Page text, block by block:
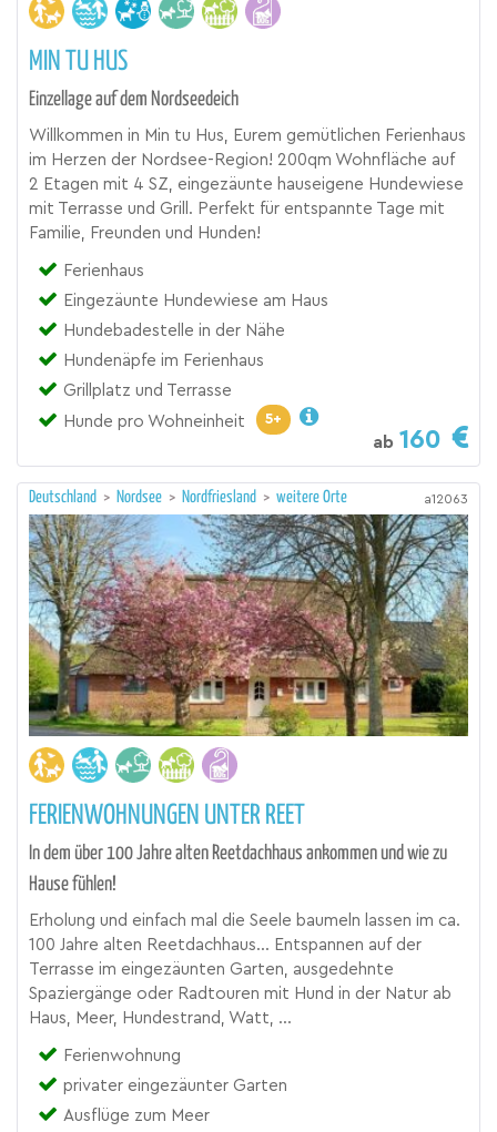
MIN TU HUS
Einzellage auf dem Nordseedeich
Willkommen in Min tu Hus, Eurem gemütlichen Ferienhaus
im Herzen der Nordsee-Region! 200qm Wohnfläche auf
2 Etagen mit 4 SZ, eingezäunte hauseigene Hundewiese
mit Terrasse und Grill. Perfekt für entspannte Tage mit
Familie, Freunden und Hunden!
Ferienhaus
Eingezäunte Hundewiese am Haus
Hundebadestelle in der Nähe
Hundenäpfe im Ferienhaus
Grillplatz und Terrasse
Hunde pro Wohneinheit
5+
ab 160
Deutschland > Nordsee > Nordfriesland > weitere Orte a12063
FERIENWOHNUNGEN UNTER REET
In dem über 100 Jahre alten Reetdachhaus ankommen und wie zu
Hause fühlen!
Erholung und einfach mal die Seele baumeln lassen im ca.
100 Jahre alten Reetdachhaus... Entspannen auf der
Terrasse im eingezäunten Garten, ausgedehnte
Spaziergänge oder Radtouren mit Hund in der Natur ab
Haus, Meer, Hundestrand, Watt, ...
Ferienwohnung
privater eingezäunter Garten
Ausflüge zum Meer